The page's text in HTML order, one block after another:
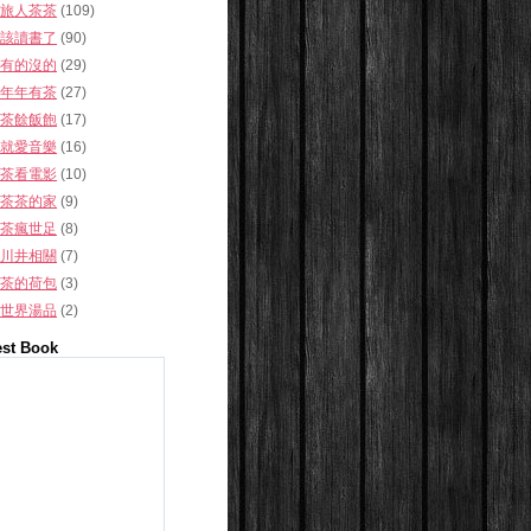
旅人茶茶 (109)
該讀書了 (90)
有的沒的 (29)
年年有茶 (27)
茶餘飯飽 (17)
就愛音樂 (16)
茶看電影 (10)
茶茶的家 (9)
茶瘋世足 (8)
川井相關 (7)
茶的荷包 (3)
世界湯品 (2)
Book